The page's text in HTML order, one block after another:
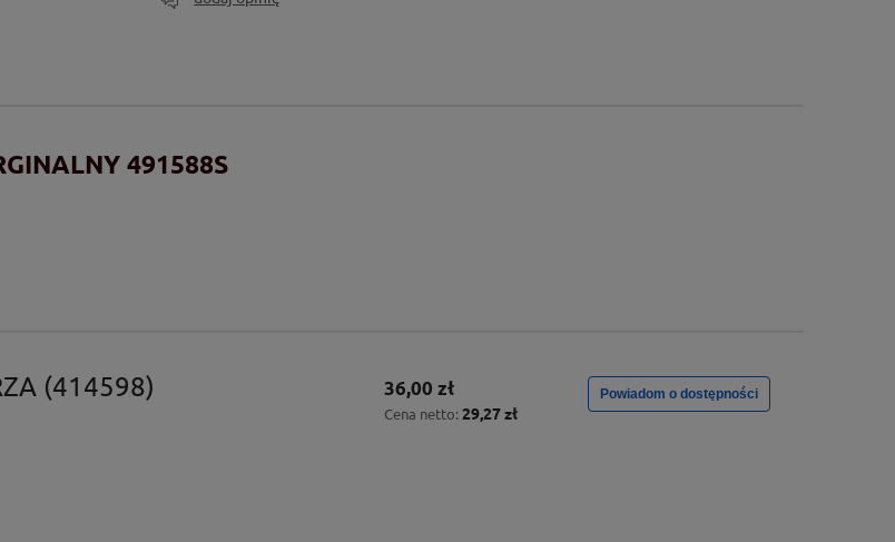
491588S
(414598) 36,00 zł
Cena netto: 29,27 zł
Powiadom o dostępności